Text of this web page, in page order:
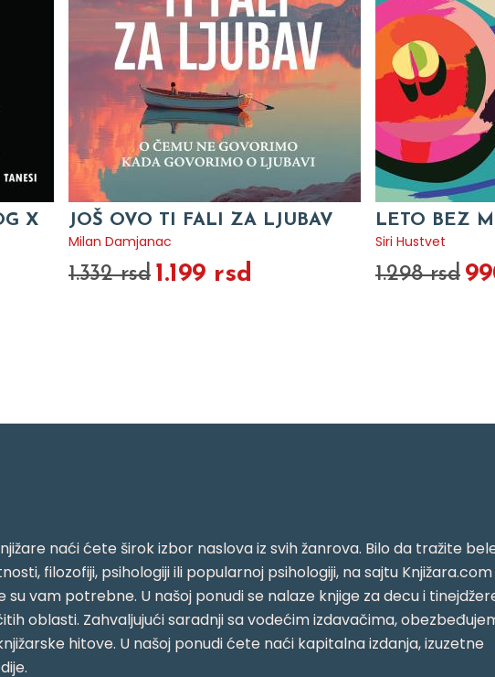
X
JOŠ OVO TI FALI ZA LJUBAV
Milan Damjanac
1.332 rsd 1.199 rsd
LETO BEZ
Siri Hustvet
1.298 rsd
naći ćete širok izbor naslova iz svih žanrova. Bilo da tražite
filozofiji, psihologiji ili popularnoj psihologiji, na sajtu
su vam potrebne. U našoj ponudi se nalaze knjige za decu i
oblasti. Zahvaljujući saradnji sa vodećim izdavačima,
hitove. U našoj ponudi ćete naći kapitalna izdanja, izuzetne